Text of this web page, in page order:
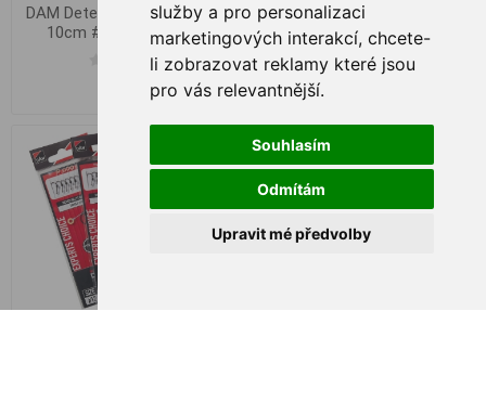
služby a pro personalizaci
marketingových interakcí, chcete-
li zobrazovat reklamy které jsou
pro vás relevantnější.
Souhlasím
Odmítám
Upravit mé předvolby
DAM Detek Method Hair Rig
10cm #8 0.28mm 8pc
€ 3,91
DAM Detek Method Spike
Rig 10cm #10 0.25mm 8ks